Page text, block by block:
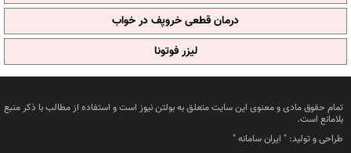
درمان قطعی خروپف در خواب
لیزر فوتونا
تمام حقوق مادی و معنوی این سایت متعلق به بولتن نیوز است و استفاده از مطالب با ذکر منبع
بلامانع است.
طراحی و تولید: " ایران سامانه"